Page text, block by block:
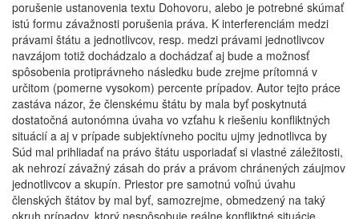
porušenie ustanovenia textu Dohovoru, alebo je potrebné skúmať
istú formu závažnosti porušenia práva. K interferenciám medzi
právami štátu a jednotlivcov, resp. medzi právami jednotlivcov
navzájom totiž dochádzalo a dochádzať aj bude a možnosť
spôsobenia protiprávneho následku bude zrejme prítomná v
určitom (pomerne vysokom) percente prípadov. Autor tejto práce
zastáva názor, že členskému štátu by mala byť poskytnutá
dostatočná autonómna úvaha vo vzťahu k riešeniu konfliktných
situácií a aj v prípade subjektívneho pocitu ujmy jednotlivca by
Súd mal prihliadať na právo štátu usporiadať si vlastné záležitosti,
ak nehrozí závažný zásah do práv a právom chránených záujmov
jednotlivcov a skupín. Priestor pre samotnú voľnú úvahu
členských štátov by mal byť, samozrejme, obmedzený na taký
okruh prípadov, ktorý nespôsobuje reálne konfliktné situácie